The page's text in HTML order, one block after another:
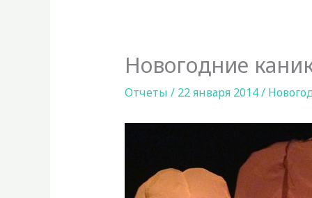
Новогодние
Отчеты / 22 января 2014/